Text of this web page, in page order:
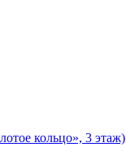
кольцо», 3 этаж)